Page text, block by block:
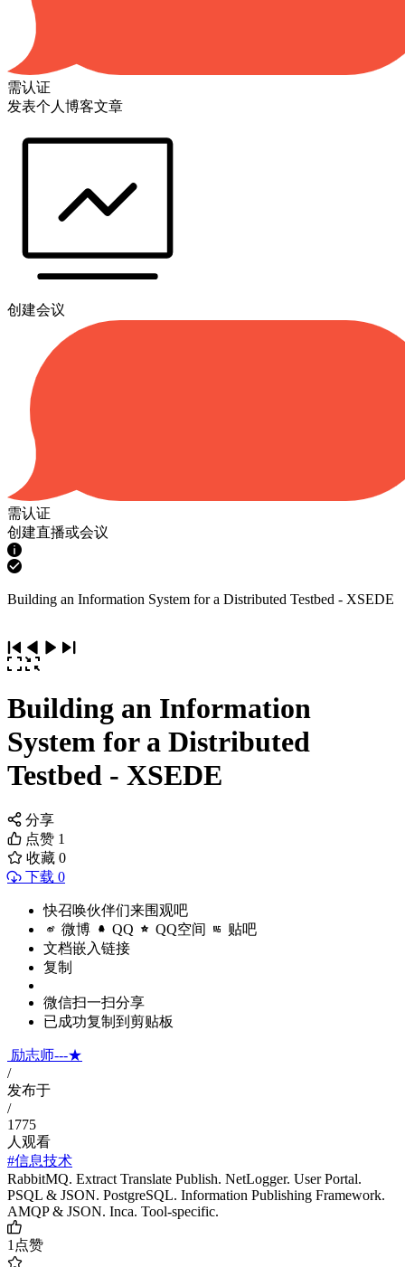
需认证
发表个人博客文章
创建会议
需认证
创建直播或会议
Building an Information System for a Distributed Testbed - XSEDE
Building an Information
System for a Distributed
Testbed - XSEDE
分享
点赞 1
收藏 0
下载 0
快召唤伙伴们来围观吧
微博 QQ QQ空间 贴吧
文档嵌入链接
复制
微信扫一扫分享
已成功复制到剪贴板
励志师---★
/
发布于
/
1775
人观看
#信息技术
RabbitMQ. Extract Translate Publish. NetLogger. User Portal.
PSQL & JSON. PostgreSQL. Information Publishing Framework.
AMQP & JSON. Inca. Tool-specific.
1点赞